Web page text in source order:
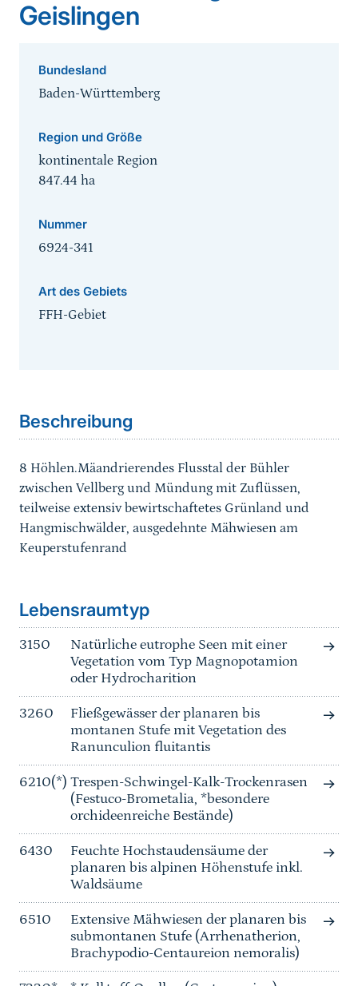
Geislingen
Bundesland
Baden-Württemberg
Region und Größe
kontinentale Region
847.44 ha
Nummer
6924-341
Art des Gebiets
FFH-Gebiet
Beschreibung
8 Höhlen.Mäandrierendes Flusstal der Bühler
zwischen Vellberg und Mündung mit Zuflüssen,
teilweise extensiv bewirtschaftetes Grünland und
Hangmischwälder, ausgedehnte Mähwiesen am
Keuperstufenrand
Lebensraumtyp
3150
Natürliche eutrophe Seen mit einer
Vegetation vom Typ Magnopotamion
oder Hydrocharition
3260
Fließgewässer der planaren bis
montanen Stufe mit Vegetation des
Ranunculion fluitantis
6210(*) Trespen-Schwingel-Kalk-Trockenrasen
(Festuco-Brometalia, *besondere
orchideenreiche Bestände)
6430
Feuchte Hochstaudensäume der
planaren bis alpinen Höhenstufe inkl.
Waldsäume
6510
Extensive Mähwiesen der planaren bis
submontanen Stufe (Arrhenatherion,
Brachypodio-Centaureion nemoralis)